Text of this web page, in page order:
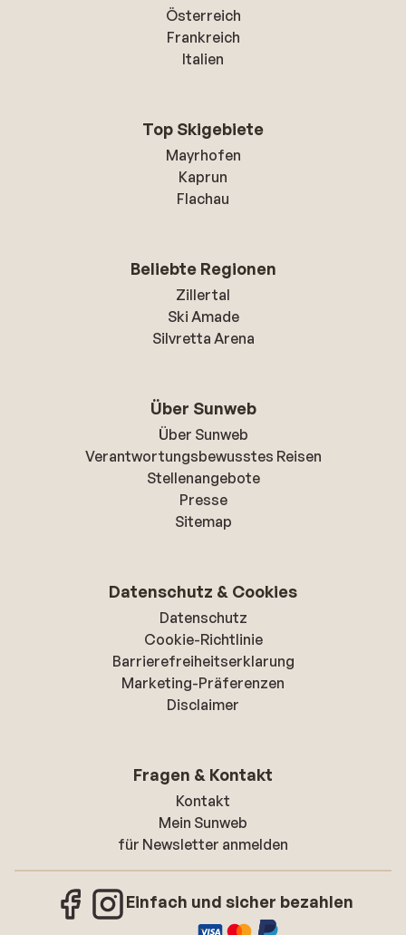
Österreich
Frankreich
Italien
Top Skigebiete
Mayrhofen
Kaprun
Flachau
Beliebte Regionen
Zillertal
Ski Amade
Silvretta Arena
Über Sunweb
Über Sunweb
Verantwortungsbewusstes Reisen
Stellenangebote
Presse
Sitemap
Datenschutz & Cookies
Datenschutz
Cookie-Richtlinie
Barrierefreiheitserklarung
Marketing-Präferenzen
Disclaimer
Fragen & Kontakt
Kontakt
Mein Sunweb
für Newsletter anmelden
Einfach und sicher bezahlen